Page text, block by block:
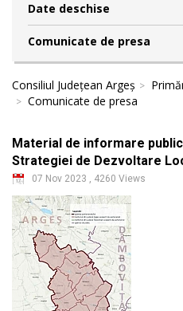
Date deschise
Comunicate de presa
Consiliul Județean Argeș
Comunicate de presa
Material de informare
Strategiei de Dezvoltare
07 Nov 2023 , 4260 Views